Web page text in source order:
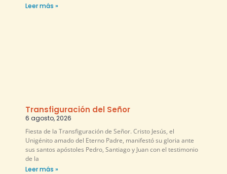
Leer más »
Transfiguración del Señor
6 agosto, 2026
Fiesta de la Transfiguración de Señor. Cristo Jesús, el
Unigénito amado del Eterno Padre, manifestó su gloria ante
sus santos apóstoles Pedro, Santiago y Juan con el testimonio
de la
Leer más »